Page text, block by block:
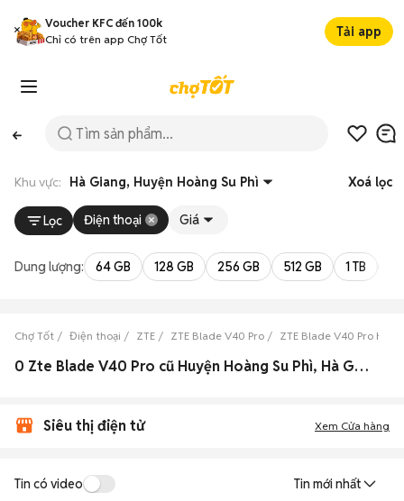
Voucher KFC đến 100k
Chỉ có trên app Chợ Tốt
Tải app
Khu vực: Hà Giang, Huyện Hoàng Su Phì Xoá lọc
Lọc Điện thoại Giá
Dung lượng: 64 GB 128 GB 256 GB 512 GB 1 TB
Chợ Tốt Điện thoại ZTE ZTE Blade V40 Pro ZTE Blade V40 Pro Hà
0 Zte Blade V40 Pro cũ Huyện Hoàng Su Phì, Hà Giang đẹp
Siêu thị điện tử Xem Cửa hàng
Tin có video Tin mới nhất